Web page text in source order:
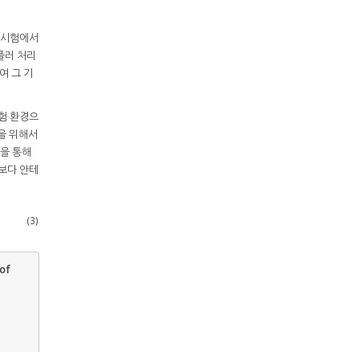
험에서
러 처리
그 기
환경으
위해서
통해
다 안테
(3)